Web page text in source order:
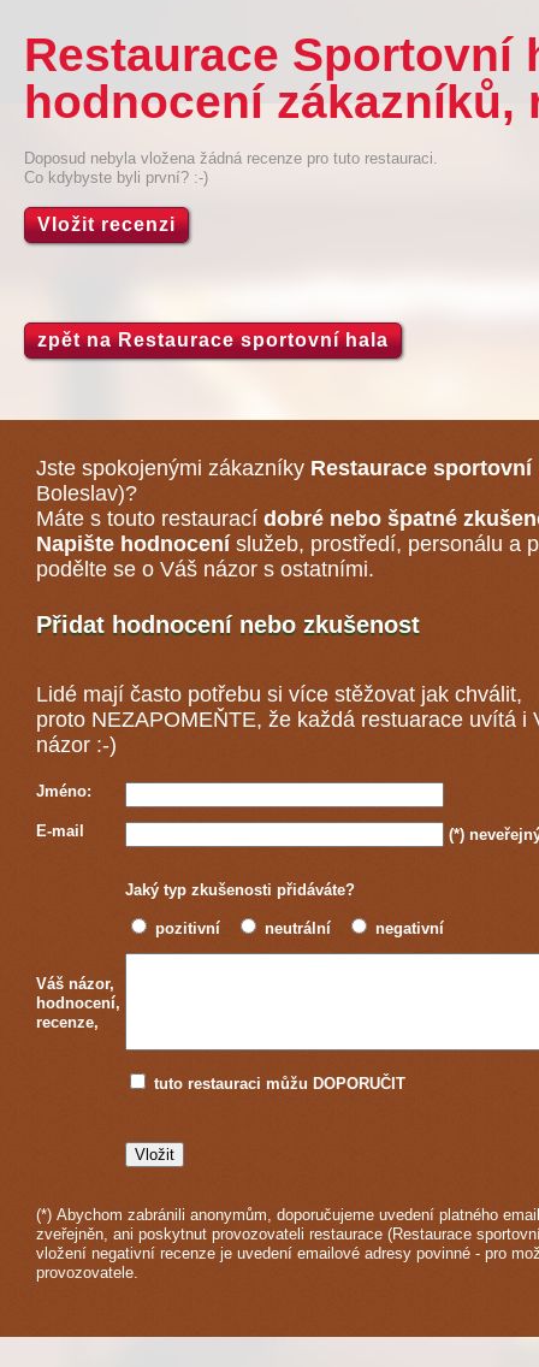
Restaurace Sportovní
hodnocení zákazníků,
Doposud nebyla vložena žádná recenze pro tuto restauraci.
Co kdybyste byli první? :-)
Vložit recenzi
zpět na Restaurace sportovní hala
Jste spokojenými zákazníky Restaurace sportovní
Boleslav)?
Máte s touto restaurací dobré nebo špatné
Napište hodnocení služeb, prostředí, personálu a
podělte se o Váš názor s ostatními.
Přidat hodnocení nebo zkušenost
Lidé mají často potřebu si více stěžovat jak chválit,
proto NEZAPOMEŇTE, že každá restuarace uvítá i
názor :-)
Jméno:
E-mail (*)
Jaký typ zkušenosti přidáváte?
pozitivní neutrální negativní
Váš názor,
hodnocení,
recenze,
tuto restauraci můžu DOPORUČIT
(*) Abychom zabránili anonymům, doporučujeme uvedení platného
zveřejněn, ani poskytnut provozovateli restaurace (Restaurace
vložení negativní recenze je uvedení emailové adresy povinné - pro
provozovatele.